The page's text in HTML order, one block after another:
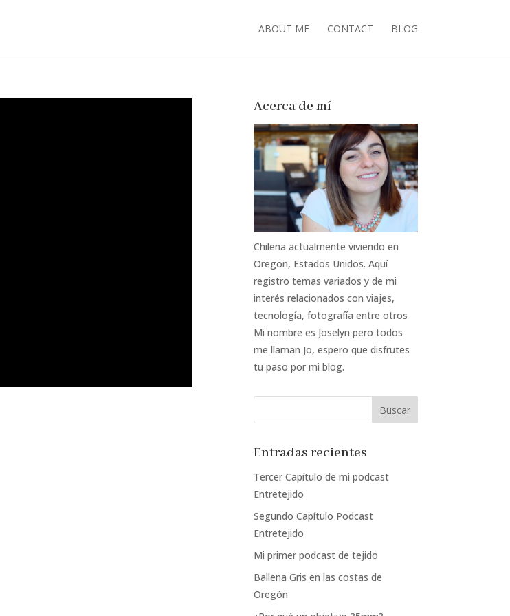
ABOUT ME CONTACT BLOG
Acerca de mí
Chilena actualmente viviendo en
Oregon, Estados Unidos. Aquí
registro temas variados y de mi
interés relacionados con viajes,
tecnología, fotografía entre otros
Mi nombre es Joselyn pero todos
me llaman Jo, espero que disfrutes
tu paso por mi blog.
Entradas recientes
Tercer Capítulo de mi podcast
Entretejido
Segundo Capítulo Podcast
Entretejido
Mi primer podcast de tejido
Ballena Gris en las costas de
Oregón